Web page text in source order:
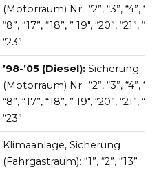
(Motorraum) Nr.: “2”, “3”, “4”,
“8”, “17”, “18”, ” 19″, “20”, “21”,
“23”
’98-’05 (Diesel): Sicherung
(Motorraum) Nr.: “2”, “3”, “4”,
“8”, “17”, “18”, ” 19″, “20”, “21”,
“23”
Klimaanlage, Sicherung
(Fahrgastraum): “1”, “2”, “13”